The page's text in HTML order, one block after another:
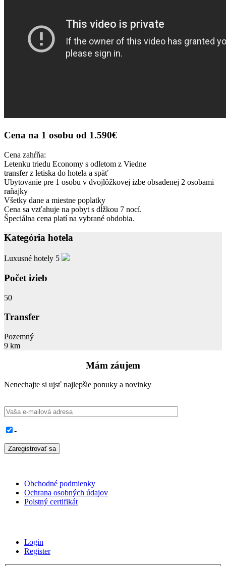
Cena na 1 osobu od 1.590€
Cena zahŕňa:
Letenku triedu Economy s odletom z Viedne
transfer z letiska do hotela a späť
Ubytovanie pre 1 osobu v dvojlôžkovej izbe obsadenej 2 osobami
raňajky
Všetky dane a miestne poplatky
Cena sa vzťahuje na pobyt s dĺžkou 7 nocí.
Špeciálna cena platí na vybrané obdobia.
Kategória hotela
Luxusné hotely 5
Počet izieb
50
Transfer
Pozemný
9 km
Mám záujem
Nenechajte si ujsť najlepšie ponuky a novinky
-
Obchodné podmienky
Ochrana osobných údajov
Poistný certifikát
Login
Register